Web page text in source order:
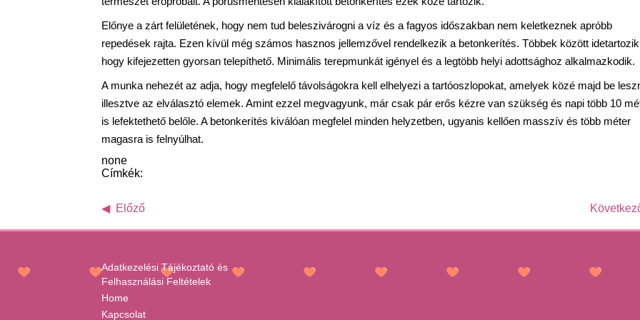
Előnye a zárt felületének, hogy nem tud beleszivárogni a víz és a fagyos időszakban nem keletkeznek apróbb
repedések rajta. Ezen kívül még számos hasznos jellemzővel rendelkezik a betonkerítés. Többek között
hogy kifejezetten gyorsan telepíthető. Minimális terepmunkát igényel és a legtöbb helyi adottsághoz alkalmazkodik.
A munka nehezét az adja, hogy megfelelő távolságokra kell elhelyezi a tartóoszlopokat, amelyek közé majd be
illesztve az elválasztó elemek. Amint ezzel megvagyunk, már csak pár erős kézre van szükség és napi több 10
is lefektethető belőle. A betonkerítés kiválóan megfelel minden helyzetben, ugyanis kellően masszív és több méter
magasra is felnyúlhat.
none
Címkék:
Előző
Adatkezelési Tájékoztató és
Felhasználási Feltételek
Home
Kapcsolat